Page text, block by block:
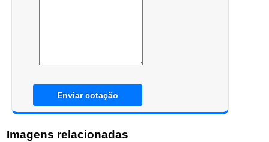
Enviar cotação
Imagens relacionadas